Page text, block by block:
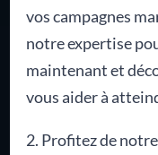
vos campagnes
notre expertise
maintenant et
vous aider à
2. Profitez de